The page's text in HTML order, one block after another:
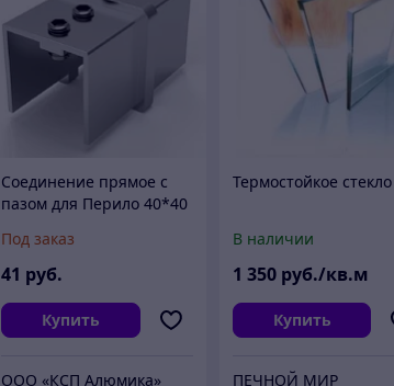
Соединение прямое с
пазом для Перило 40*40
нерж. AISI 304
Под заказ
41 руб.
Купить
ООО «КСП Алюмика»
Термостойкое стекло
В наличии
1 350 руб./кв.м
Купить
ПЕЧНОЙ МИР